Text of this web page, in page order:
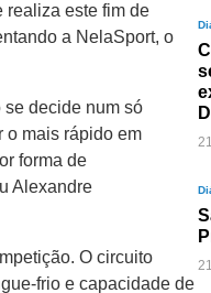
realiza este fim de
a NelaSport, o
se decide num só
o mais rápido em
forma de
Alexandre
O circuito
frio e capacidade de